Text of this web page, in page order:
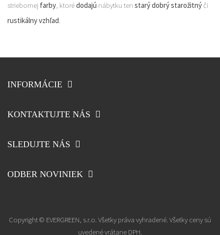
striebornej farby, ktorédodajú nábytku ten starý dobrý starožitnýči
rustikálnyvzhľad.
INFORMÁCIE
KONTAKTUJTE NÁS
SLEDUJTE NÁS
ODBER NOVINIEK
Copyright © EVERGREEN, s.r.o. Všetky práva vyhradené. Všetky ceny sú
uvedené vrátane DPH.